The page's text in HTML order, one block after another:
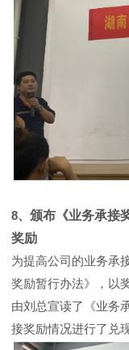
8、 颁布《业务承接
奖励
为提高公司的业务承
奖励暂行办法》，以
由刘总宣读了《业务
接奖励情况进行了兑现